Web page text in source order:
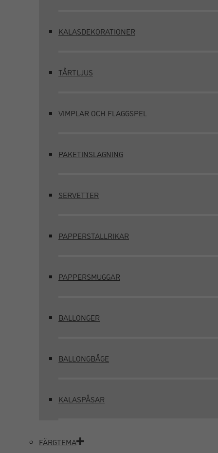
KALASDEKORATIONER
TÅRTLJUS
VIMPLAR OCH FLAGGSPEL
PAKETINSLAGNING
SERVETTER
PAPPERSTALLRIKAR
PAPPERSMUGGAR
BALLONGER
BALLONGBÅGE
KALASPÅSAR
FÄRGTEMA